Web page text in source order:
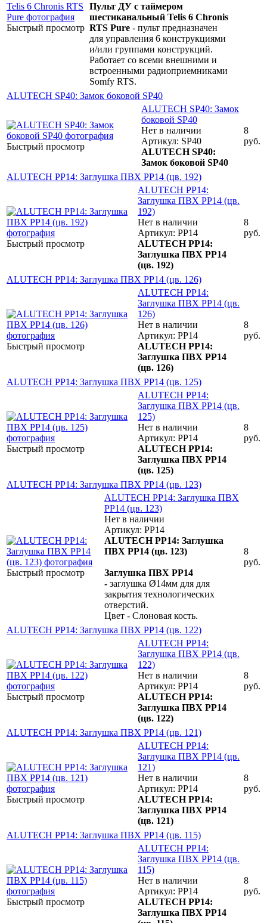
Быстрый просмотр
Пульт ДУ с таймером
шестиканальный Telis 6 Chronis
RTS Pure - пульт предназначен
для управления 6 конструкциями
и/или группами конструкций.
Работает со всеми внешними и
встроенными радиоприемниками
Somfy RTS.
ALUTECH SP40: Замок боковой SP40
Быстрый просмотр
ALUTECH SP40: Замок
боковой SP40
Нет в наличии
Артикул: SP40
ALUTECH SP40:
Замок боковой SP40
8
руб.
ALUTECH PP14: Заглушка ПВХ PP14 (цв. 192)
Быстрый просмотр
ALUTECH PP14:
Заглушка ПВХ PP14 (цв.
192)
Нет в наличии
Артикул: PP14
ALUTECH PP14:
Заглушка ПВХ PP14
(цв. 192)
8
руб.
ALUTECH PP14: Заглушка ПВХ PP14 (цв. 126)
Быстрый просмотр
ALUTECH PP14:
Заглушка ПВХ PP14 (цв.
126)
Нет в наличии
Артикул: PP14
ALUTECH PP14:
Заглушка ПВХ PP14
(цв. 126)
8
руб.
ALUTECH PP14: Заглушка ПВХ PP14 (цв. 125)
Быстрый просмотр
ALUTECH PP14:
Заглушка ПВХ PP14 (цв.
125)
Нет в наличии
Артикул: PP14
ALUTECH PP14:
Заглушка ПВХ PP14
(цв. 125)
8
руб.
ALUTECH PP14: Заглушка ПВХ PP14 (цв. 123)
Быстрый просмотр
ALUTECH PP14: Заглушка ПВХ
PP14 (цв. 123)
Нет в наличии
Артикул: PP14
ALUTECH PP14: Заглушка
ПВХ PP14 (цв. 123)
Заглушка ПВХ PP14
- заглушка Ø14мм для для
закрытия технологических
отверстий.
Цвет - Слоновая кость.
8
руб.
ALUTECH PP14: Заглушка ПВХ PP14 (цв. 122)
Быстрый просмотр
ALUTECH PP14:
Заглушка ПВХ PP14 (цв.
122)
Нет в наличии
Артикул: PP14
ALUTECH PP14:
Заглушка ПВХ PP14
(цв. 122)
8
руб.
ALUTECH PP14: Заглушка ПВХ PP14 (цв. 121)
Быстрый просмотр
ALUTECH PP14:
Заглушка ПВХ PP14 (цв.
121)
Нет в наличии
Артикул: PP14
ALUTECH PP14:
Заглушка ПВХ PP14
(цв. 121)
8
руб.
ALUTECH PP14: Заглушка ПВХ PP14 (цв. 115)
Быстрый просмотр
ALUTECH PP14:
Заглушка ПВХ PP14 (цв.
115)
Нет в наличии
Артикул: PP14
ALUTECH PP14:
Заглушка ПВХ PP14
8
руб.